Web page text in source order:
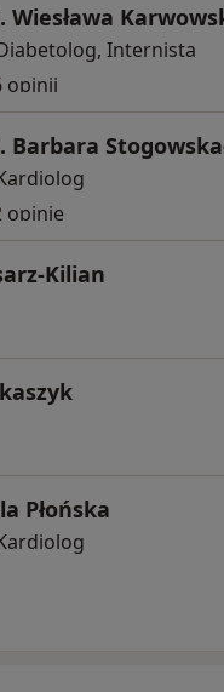
Wiesława
Internista
opinii
Barbara
opinie
Kilian
Płońska